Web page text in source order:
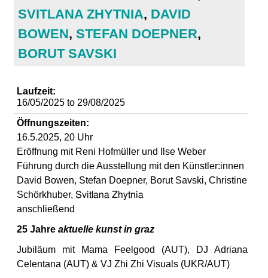
m
SVITLANA ZHYTNIA, DAVID
BOWEN, STEFAN DOEPNER,
BORUT SAVSKI
Laufzeit:
16/05/2025to 29/08/2025
Öffnungszeiten:
16.5.2025, 20 Uhr
Eröffnung mit Reni Hofmüller und Ilse Weber
Führung durch die Ausstellung mit den Künstler:innen
David Bowen, Stefan Doepner, Borut Savski, Christine
Schörkhuber, Svitlana Zhytnia
anschließend
25 Jahre aktuelle kunst in graz
Jubiläum
mit Mama Feelgood (AUT), DJ Adriana
Celentana (AUT) & VJ Zhi Zhi Visuals (UKR/AUT)